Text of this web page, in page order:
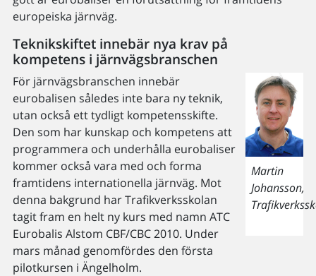
europeiska järnväg.
Teknikskiftet innebär nya krav på
kompetens i järnvägsbranschen
Martin
Johansson,
För järnvägsbranschen innebär
eurobalisen således inte bara ny teknik,
utan också ett tydligt kompetensskifte.
Den som har kunskap och kompetens att
programmera och underhålla eurobaliser
kommer också vara med och forma
framtidens internationella järnväg. Mot
denna bakgrund har Trafikverksskolan
tagit fram en helt ny kurs med namn ATC
Eurobalis Alstom CBF/CBC 2010. Under
mars månad genomfördes den första
pilotkursen i Ängelholm.